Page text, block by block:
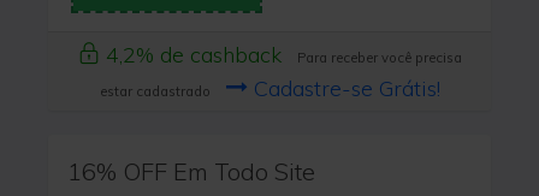
4,2% de cashback
Para receber você precisa
estar cadastrado
Cadastre-se Grátis!
16% OFF Em Todo Site